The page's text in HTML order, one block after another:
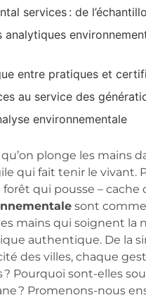
services : de
entre pratiques et
au service des
environnementale
plonge les mains
qui fait tenir le vivant.
forêt qui pousse –
sont comme
mains qui soignent la
authentique. De la
des villes, chaque
Pourquoi sont-elles
? Promenons-nous